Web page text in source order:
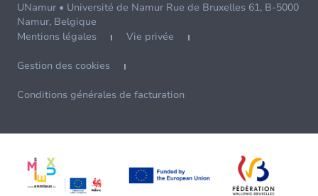
UNamur • Université de Namur Rue de Bruxelles 61, B-5000
Namur, Belgique
Mentions légales
Vie privée
Gestion des cookies
Conditions générales de facturation